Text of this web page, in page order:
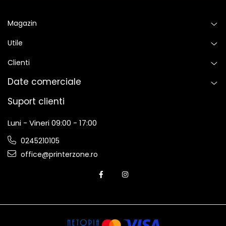
imprimării. Vă oferim o suită de soluții de gestionare a
fluxului de lucru, a documentelor și de securitate care
Magazin
Utile
Clienti
Date comerciale
Suport clienti
Luni - Vineri 09:00 - 17:00
0245210105
office@printerzone.ro